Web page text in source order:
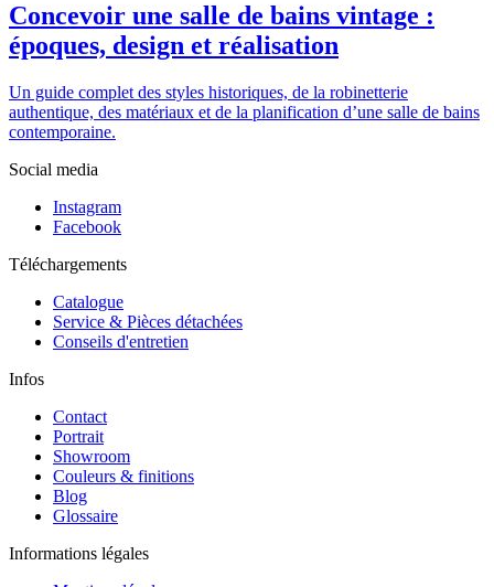
Concevoir une salle de bains vintage :
époques, design et réalisation
Un guide complet des styles historiques, de la robinetterie
authentique, des matériaux et de la planification d’une salle de bains
contemporaine.
Social media
Instagram
Facebook
Téléchargements
Catalogue
Service & Pièces détachées
Conseils d'entretien
Infos
Contact
Portrait
Showroom
Couleurs & finitions
Blog
Glossaire
Informations légales